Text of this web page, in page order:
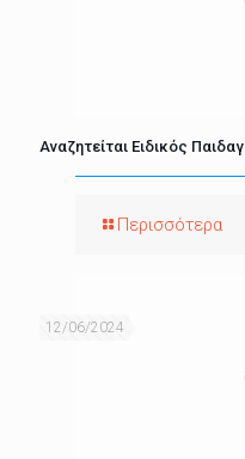
Αναζητείται Ειδικός
Περισσότερα
12/06/2024